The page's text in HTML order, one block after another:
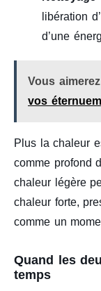
libération
d’une
Vous
vos
Plus la chaleur
comme profond
chaleur légère
chaleur forte,
comme un
Quand les
temps